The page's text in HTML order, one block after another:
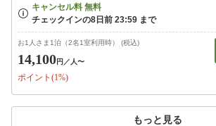
お1人さま1泊（2名1室利用時） (税込)
14,100円 ／人〜
ポイント(1%)
もっと見る